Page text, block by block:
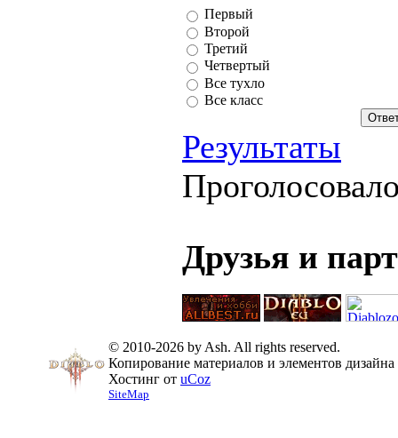
Первый
Второй
Третий
Четвертый
Все тухло
Все класс
Результаты
Друзья и
© 2010-2026 by Ash. All rights reserved.
Копирование материалов и элементов
Хостинг от uCoz
SiteMap